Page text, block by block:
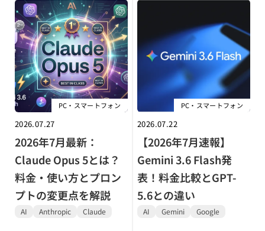
PC・スマートフォン
2026.07.27
2026年7月最新：
Claude Opus 5とは？
料金・使い方とプロン
プトの変更点を解説
AI Anthropic Claude
PC・スマートフォン
2026.07.22
【2026年7月速報】
Gemini 3.6 Flash発
表！料金比較とGPT-
5.6との違い
AI Gemini Google